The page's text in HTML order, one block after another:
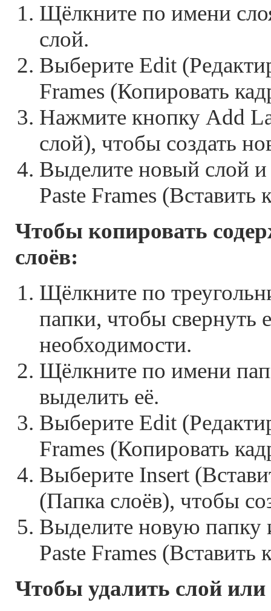
Щёлкните по имени
слой.
Выберите Edit
Frames (Копировать
Нажмите кнопку Add
слой), чтобы создать
Выделите новый слой
Paste Frames (Вставить
Чтобы копировать
слоёв:
Щёлкните по
папки, чтобы свернуть
необходимости.
Щёлкните по имени
выделить её.
Выберите Edit
Frames (Копировать
Выберите Insert
(Папка слоёв), чтобы
Выделите новую папку
Paste Frames (Вставить
Чтобы удалить слой